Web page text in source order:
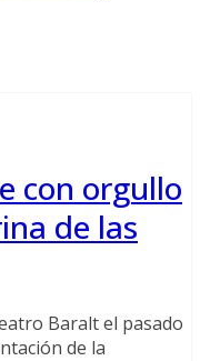
con orgullo
de las
Baralt el pasado
de la